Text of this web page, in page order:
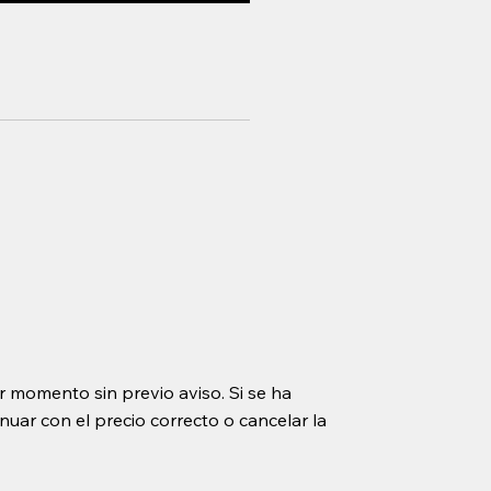
sin previo aviso. Si se ha
con el precio correcto o cancelar la